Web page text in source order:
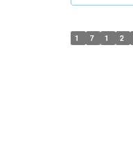
1 7 1 2